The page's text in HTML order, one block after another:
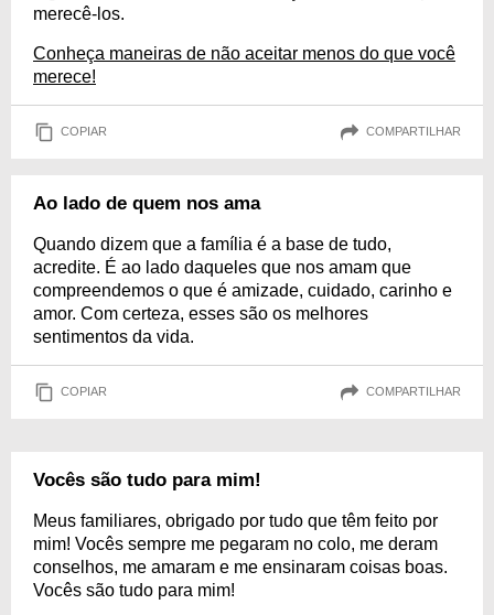
merecê-los.
Conheça maneiras de não aceitar menos do que você
merece!
COPIAR COMPARTILHAR
Ao lado de quem nos ama
Quando dizem que a família é a base de tudo,
acredite. É ao lado daqueles que nos amam que
compreendemos o que é amizade, cuidado, carinho e
amor. Com certeza, esses são os melhores
sentimentos da vida.
COPIAR COMPARTILHAR
Vocês são tudo para mim!
Meus familiares, obrigado por tudo que têm feito por
mim! Vocês sempre me pegaram no colo, me deram
conselhos, me amaram e me ensinaram coisas boas.
Vocês são tudo para mim!